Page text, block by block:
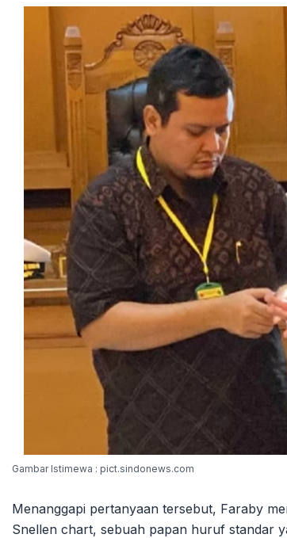
Gambar Istimewa : pict.sindonews.com
Menanggapi pertanyaan tersebut, Faraby
Snellen chart, sebuah papan huruf standar